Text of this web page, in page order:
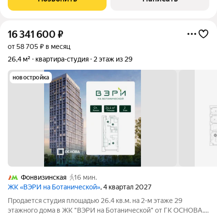
видовыми характеристиками! Застройщик данного
16 341 600 ₽
от 58 705 ₽ в месяц
26,4 м²
квартира-студия 2 этаж из 29
новостройка
Фонвизинская
16 мин.
ЖК «ВЭРИ на Ботанической», 4 квартал 2027
Продается студия площадью 26.4 кв.м. на 2-м этаже 29
этажного дома в ЖК "ВЭРИ на Ботанической" от ГК ОСНОВА.